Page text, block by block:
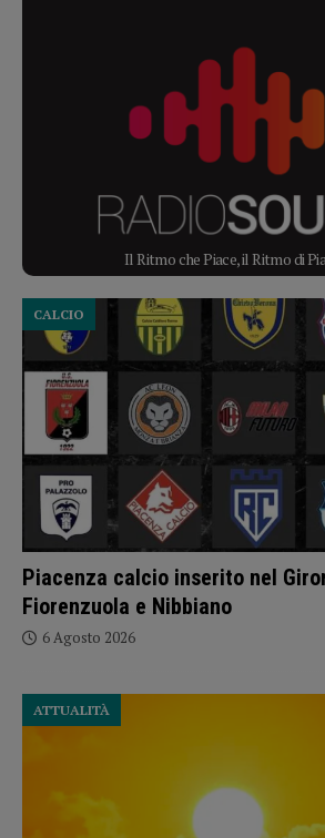
Il Ritmo che Piace, il Ritmo di
Piacenza calcio inserito nel
Fiorenzuola e Nibbiano
CALCIO
6 Agosto 2026
ATTUALITÀ